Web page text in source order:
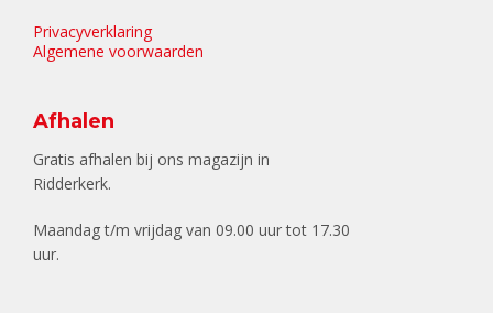
Privacyverklaring
Algemene voorwaarden
Afhalen
Gratis afhalen bij ons magazijn in
Ridderkerk.
Maandag t/m vrijdag van 09.00 uur tot 17.30
uur.